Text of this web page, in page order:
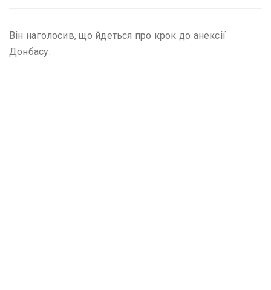
Він наголосив, що йдеться про крок до анексії
Донбасу.